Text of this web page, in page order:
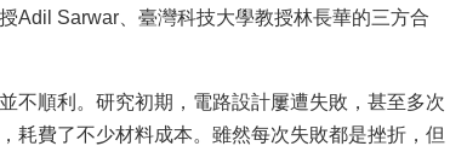
Adil Sarwar、臺灣科技大學教授林長華的三方合
不順利。研究初期，電路設計屢遭失敗，甚至多次
耗費了不少材料成本。雖然每次失敗都是挫折，但